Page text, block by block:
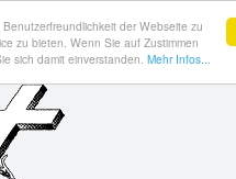
der Webseite zu
zu bieten. Wenn Sie auf Zustimmen
sich damit einverstanden. Mehr Infos...